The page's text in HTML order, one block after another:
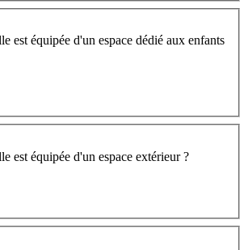
est équipée d'un espace dédié aux enfants
est équipée d'un espace extérieur ?